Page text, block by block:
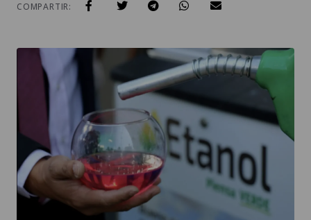
COMPARTIR: